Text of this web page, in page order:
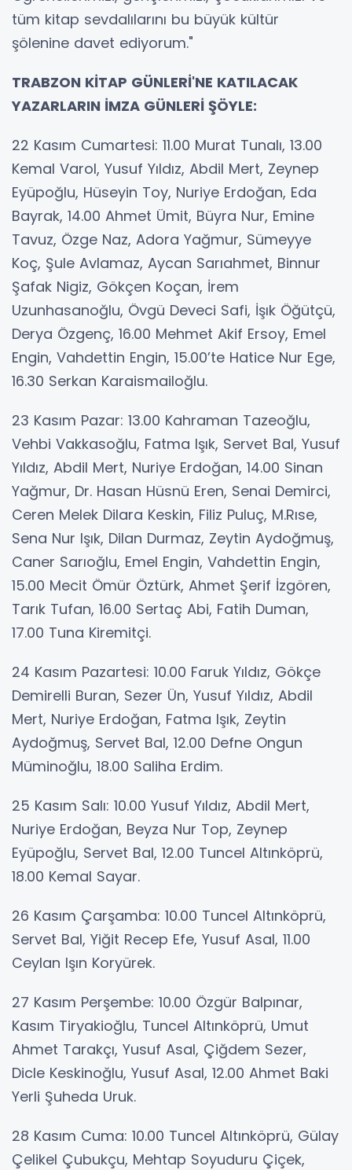
tüm kitap sevdalılarını bu büyük kültür
şölenine davet ediyorum."
TRABZON KİTAP GÜNLERİ'NE KATILACAK
YAZARLARIN İMZA GÜNLERİ ŞÖYLE:
22 Kasım Cumartesi: 11.00 Murat Tunalı, 13.00
Kemal Varol, Yusuf Yıldız, Abdil Mert, Zeynep
Eyüpoğlu, Hüseyin Toy, Nuriye Erdoğan, Eda
Bayrak, 14.00 Ahmet Ümit, Büyra Nur, Emine
Tavuz, Özge Naz, Adora Yağmur, Sümeyye
Koç, Şule Avlamaz, Aycan Sarıahmet, Binnur
Şafak Nigiz, Gökçen Koçan, İrem
Uzunhasanoğlu, Övgü Deveci Safi, İşık Öğütçü,
Derya Özgenç, 16.00 Mehmet Akif Ersoy, Emel
Engin, Vahdettin Engin, 15.00’te Hatice Nur Ege,
16.30 Serkan Karaismailoğlu.
23 Kasım Pazar: 13.00 Kahraman Tazeoğlu,
Vehbi Vakkasoğlu, Fatma Işık, Servet Bal, Yusuf
Yıldız, Abdil Mert, Nuriye Erdoğan, 14.00 Sinan
Yağmur, Dr. Hasan Hüsnü Eren, Senai Demirci,
Ceren Melek Dilara Keskin, Filiz Puluç, M.Rıse,
Sena Nur Işık, Dilan Durmaz, Zeytin Aydoğmuş,
Caner Sarıoğlu, Emel Engin, Vahdettin Engin,
15.00 Mecit Ömür Öztürk, Ahmet Şerif İzgören,
Tarık Tufan, 16.00 Sertaç Abi, Fatih Duman,
17.00 Tuna Kiremitçi.
24 Kasım Pazartesi: 10.00 Faruk Yıldız, Gökçe
Demirelli Buran, Sezer Ün, Yusuf Yıldız, Abdil
Mert, Nuriye Erdoğan, Fatma Işık, Zeytin
Aydoğmuş, Servet Bal, 12.00 Defne Ongun
Müminoğlu, 18.00 Saliha Erdim.
25 Kasım Salı: 10.00 Yusuf Yıldız, Abdil Mert,
Nuriye Erdoğan, Beyza Nur Top, Zeynep
Eyüpoğlu, Servet Bal, 12.00 Tuncel Altınköprü,
18.00 Kemal Sayar.
26 Kasım Çarşamba: 10.00 Tuncel Altınköprü,
Servet Bal, Yiğit Recep Efe, Yusuf Asal, 11.00
Ceylan Işın Koryürek.
27 Kasım Perşembe: 10.00 Özgür Balpınar,
Kasım Tiryakioğlu, Tuncel Altınköprü, Umut
Ahmet Tarakçı, Yusuf Asal, Çiğdem Sezer,
Dicle Keskinoğlu, Yusuf Asal, 12.00 Ahmet Baki
Yerli Şuheda Uruk.
28 Kasım Cuma: 10.00 Tuncel Altınköprü, Gülay
Çelikel Çubukçu, Mehtap Soyuduru Çiçek,